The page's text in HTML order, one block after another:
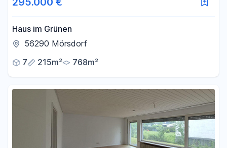
Haus im Grünen
56290 Mörsdorf
7
215m² 768m²